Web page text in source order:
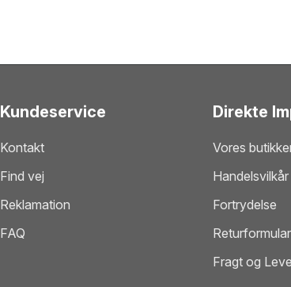
Kundeservice
Kontakt
Find vej
Reklamation
FAQ
Direkte
Vores
Handelsvilkår
Fortrydelse
Returformular
Fragt og